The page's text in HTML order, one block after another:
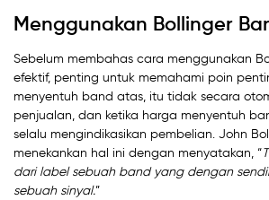
Menggunakan Bollinger
Sebelum membahas cara menggunakan
efektif, penting untuk memahami poin
menyentuh band atas, itu tidak secara
penjualan, dan ketika harga menyentuh
selalu mengindikasikan pembelian. John
menekankan hal ini dengan menyatakan, “
dari label sebuah band yang dengan
sebuah sinyal.”